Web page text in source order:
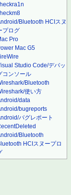
Bluetooth HCIスヌ
プログ
Pro
Mac G5
Studio Code/デバッ
コンソール
Bluetooth
使い方
data
bugreports
バグレポート
Bluetooth
HCIスヌープロ